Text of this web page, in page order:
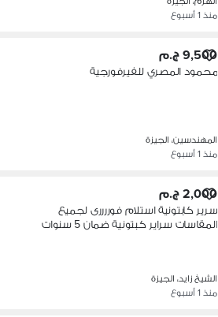
منذ 1 أسبوع
9,500 ج.م
محمود المصري للفيرفورجية
المهندسين، الجيزة
منذ 1 أسبوع
2,000 ج.م
سرير كابتونية استلام فوررررى لجميع
المقاسات سراير كبتونية ضمان 5 سنوات
الشيخ زايد، الجيزة
منذ 1 أسبوع